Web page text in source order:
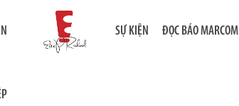
SỰ KIỆN ĐỌC BÁO MARCOM